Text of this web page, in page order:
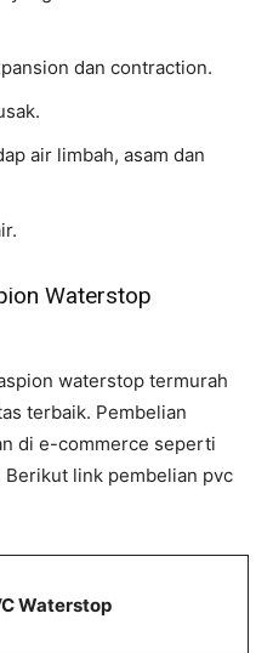
dan contraction.
air limbah, asam dan
Waterstop
waterstop termurah
terbaik. Pembelian
di e-commerce seperti
Berikut link pembelian pvc
Waterstop